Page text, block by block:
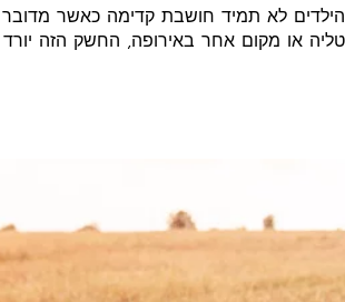
לא תמיד חושבת קדימה כאשר
או מקום אחר באירופה, החשק הזה